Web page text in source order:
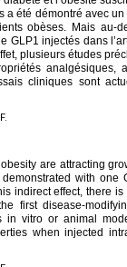
a été démontré avec
obèses. Mais au-
GLP1 injectés dans
plusieurs études
analgésiques,
cliniques sont
are attracting
with one
indirect effect, there
first disease-
vitro or animal
when injected